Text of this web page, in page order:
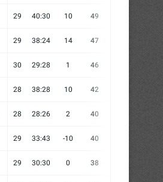
29 40:30 10 49
29 38:24 14 47
30 29:28 1 46
28 38:28 10 42
28 28:26 2 40
29 33:43 -10 40
29 30:30 0 38